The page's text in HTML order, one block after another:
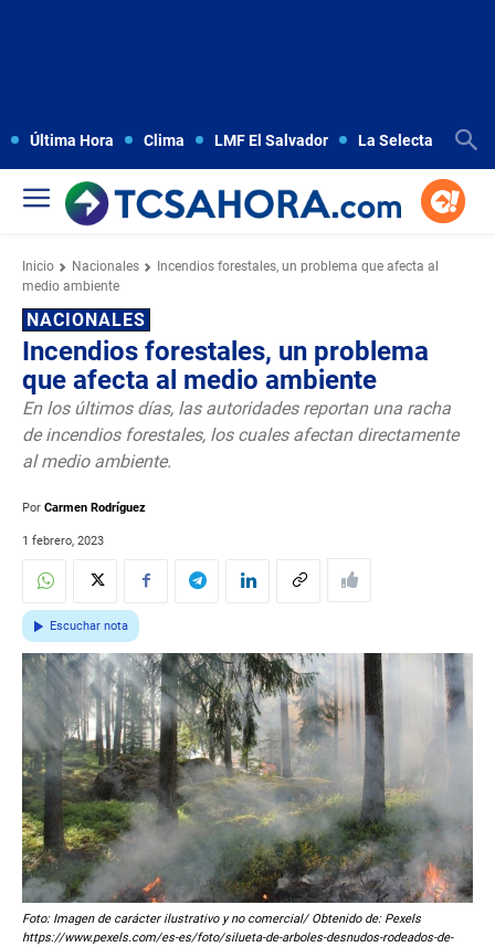
Última Hora Clima LMF El Salvador La Selecta
Inicio Nacionales
Incendios forestales, un problema que afecta al
medio ambiente
NACIONALES
Incendios forestales, un problema
que afecta al medio ambiente
En los últimos días, las autoridades reportan una racha
de incendios forestales, los cuales afectan directamente
al medio ambiente.
Por Carmen Rodríguez
1 febrero, 2023
Escuchar nota
Foto: Imagen de carácter ilustrativo y no comercial/ Obtenido de: Pexels
https://www.pexels.com/es-es/foto/silueta-de-arboles-desnudos-rodeados-de-